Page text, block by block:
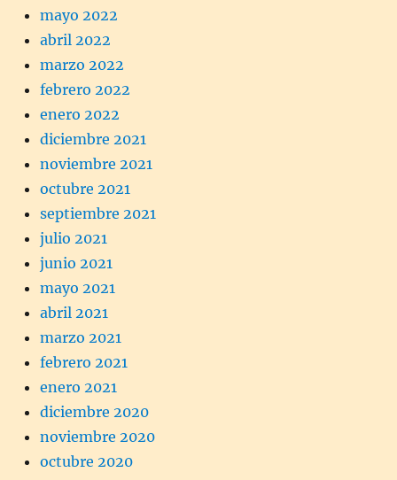
mayo 2022
abril 2022
marzo 2022
febrero 2022
enero 2022
diciembre 2021
noviembre 2021
octubre 2021
septiembre 2021
julio 2021
junio 2021
mayo 2021
abril 2021
marzo 2021
febrero 2021
enero 2021
diciembre 2020
noviembre 2020
octubre 2020